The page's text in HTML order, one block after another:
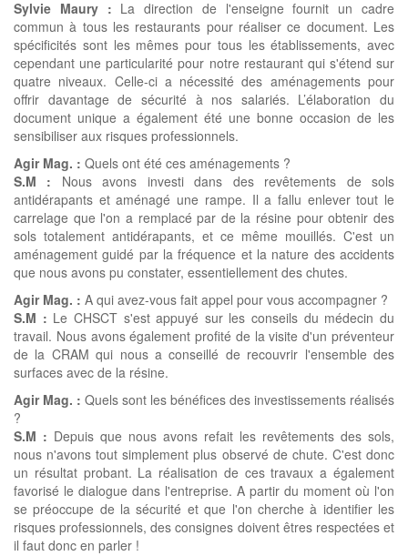
Sylvie Maury : La direction de l'enseigne fournit un cadre
commun à tous les restaurants pour réaliser ce document. Les
spécificités sont les mêmes pour tous les établissements, avec
cependant une particularité pour notre restaurant qui s'étend sur
quatre niveaux. Celle-ci a nécessité des aménagements pour
offrir davantage de sécurité à nos salariés. L’élaboration du
document unique a également été une bonne occasion de les
sensibiliser aux risques professionnels.
Agir Mag. : Quels ont été ces aménagements ?
S.M : Nous avons investi dans des revêtements de sols
antidérapants et aménagé une rampe. Il a fallu enlever tout le
carrelage que l'on a remplacé par de la résine pour obtenir des
sols totalement antidérapants, et ce même mouillés. C'est un
aménagement guidé par la fréquence et la nature des accidents
que nous avons pu constater, essentiellement des chutes.
Agir Mag. : A qui avez-vous fait appel pour vous accompagner ?
S.M : Le CHSCT s'est appuyé sur les conseils du médecin du
travail. Nous avons également profité de la visite d'un préventeur
de la CRAM qui nous a conseillé de recouvrir l'ensemble des
surfaces avec de la résine.
Agir Mag. : Quels sont les bénéfices des investissements réalisés
?
S.M : Depuis que nous avons refait les revêtements des sols,
nous n'avons tout simplement plus observé de chute. C'est donc
un résultat probant. La réalisation de ces travaux a également
favorisé le dialogue dans l'entreprise. A partir du moment où l'on
se préoccupe de la sécurité et que l'on cherche à identifier les
risques professionnels, des consignes doivent êtres respectées et
il faut donc en parler !